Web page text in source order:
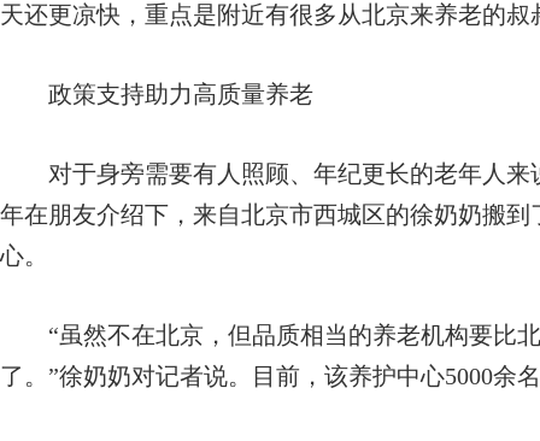
天还更凉快，重点是附近有很多从北京来养老的
政策支持助力高质量养老
对于身旁需要有人照顾、年纪更长的老年人来
年在朋友介绍下，来自北京市西城区的徐奶奶搬
心。
“虽然不在北京，但品质相当的养老机构要比
了。”徐奶奶对记者说。目前，该养护中心5000余